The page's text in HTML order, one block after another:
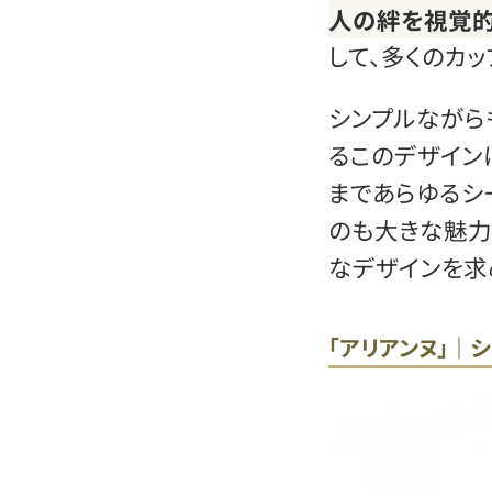
人の絆を視覚
して、多くのカ
シンプルなが
るこのデザイン
まであらゆる
のも大きな魅
なデザインを
「アリアンヌ」